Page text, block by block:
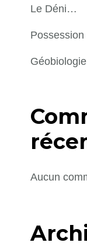
Le Déni…
Aucun